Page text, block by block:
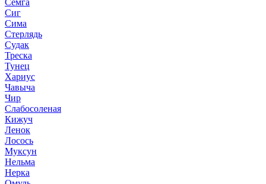
Семга
Сиг
Сима
Стерлядь
Судак
Треска
Тунец
Хариус
Чавыча
Чир
Слабосоленая
Кижуч
Ленок
Лосось
Муксун
Нельма
Нерка